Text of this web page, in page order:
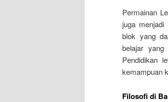
Permainan
juga menjadi
blok yang
belajar yang
Pendidikan
kemampuan
Filosofi di